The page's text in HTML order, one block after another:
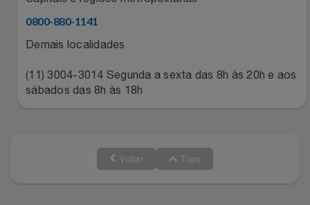
Óculos
Papelaria
Natura
Netshoes
Oster
Perfumes & Cosméticos
Portal Das Malas
0800-880-1141
Demais localidades
(11) 3004-3014 Segunda a sexta das 8h às 20h e aos
sábados das 8h às 18h
Voltar Topo